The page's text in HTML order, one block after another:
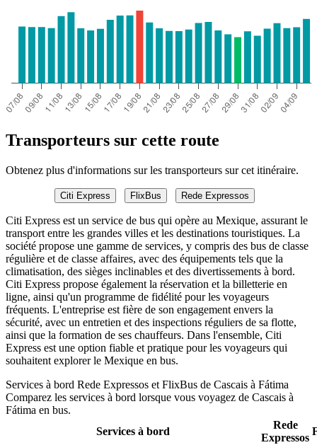
Transporteurs sur cette route
Obtenez plus d'informations sur les transporteurs sur cet itinéraire.
Citi Express FlixBus Rede Expressos
Citi Express est un service de bus qui opère au Mexique, assurant le
transport entre les grandes villes et les destinations touristiques. La
société propose une gamme de services, y compris des bus de classe
régulière et de classe affaires, avec des équipements tels que la
climatisation, des sièges inclinables et des divertissements à bord.
Citi Express propose également la réservation et la billetterie en
ligne, ainsi qu'un programme de fidélité pour les voyageurs
fréquents. L'entreprise est fière de son engagement envers la
sécurité, avec un entretien et des inspections réguliers de sa flotte,
ainsi que la formation de ses chauffeurs. Dans l'ensemble, Citi
Express est une option fiable et pratique pour les voyageurs qui
souhaitent explorer le Mexique en bus.
Services à bord Rede Expressos et FlixBus de Cascais à Fátima
Comparez les services à bord lorsque vous voyagez de Cascais à
Fátima en bus.
Services à bord
Rede
Expressos